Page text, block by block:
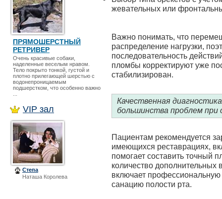
ПРЯМОШЕРСТНЫЙ
РЕТРИВЕР
Очень красивые собаки,
наделенные веселым нравом.
Тело покрыто тонкой, густой и
плотно прилегающей шерстью с
водонепроницаемым
подшерстком, что особенно важно
VIP зал
Степа
Наташа Королева
жевательных или
Важно понимать, что
распределение нагрузки,
последовательность
пломбы корректируют уже
стабилизирован.
Качественная
большинства проблем при
Пациентам рекомендуется
имеющихся реставрациях,
помогает составить точный
количество дополнительных
включает профессиональную
санацию полости рта.